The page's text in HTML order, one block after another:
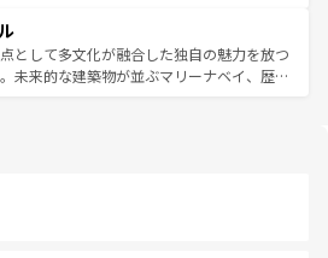
。一年中温暖で、どの季節にも異なる楽しみ
親しみやすいタイの人々、仏教を中心とし
多様な観光資源が、訪れる旅人を魅了し続
ても感動するはず。観光スポットが密集し
く見どころを回れるのも魅力。息をのむよ
化的な体験まで、香港を存分に楽しみ尽く
として多文化が融合した独自の魅力を放つ
未来的な建築物が並ぶマリーナベイ、歴史
は地元の風情を楽しめる外せないスポット